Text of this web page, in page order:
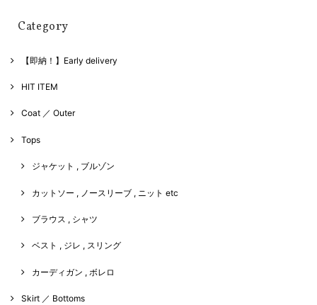
Category
【即納！】Early delivery
HIT ITEM
Coat ／ Outer
Tops
ジャケット , ブルゾン
カットソー , ノースリーブ , ニット etc
ブラウス , シャツ
ベスト , ジレ , スリング
カーディガン , ボレロ
Skirt ／ Bottoms